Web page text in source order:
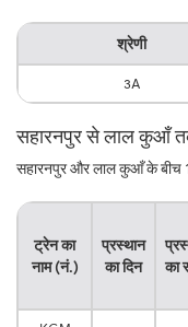
श्रेणी
3A
सहारनपुर से लाल कुआँ
सहारनपुर और लाल कुआँ के बीच
ट्रेन का
नाम (नं.)
प्रस्थान
का दिन
का